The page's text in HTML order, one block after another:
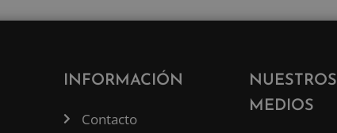
INFORMACIÓN
Contacto
NUESTROS
MEDIOS